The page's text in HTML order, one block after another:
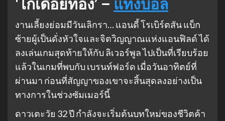
‘ไก่เดือยทอง’ – แทงบอล
งานเลี้ยงย่อมมีวันเลิกรา… แอนดี้ โรเบิร์ตสัน แบ็ก
ซ้ายผู้เป็นดั่งหัวใจและจิตวิญญาณแห่งแอนฟิลด์ ได้
ลงเล่นเกมสุดท้ายให้กับ ลิเวอร์พูล ไปเป็นที่เรียบร้อย
แล้วในเกมที่พบกับ เบรนท์ฟอร์ด เมื่อวันอาทิตย์ที่
ผ่านมา ก่อนที่สัญญาของเขาจะสิ้นสุดลงอย่างเป็น
ทางการในช่วงซัมเมอร์นี้
ดาวเตะวัย 32 ปี กำลังจะเริ่มต้นบทใหม่ของชีวิตค้า